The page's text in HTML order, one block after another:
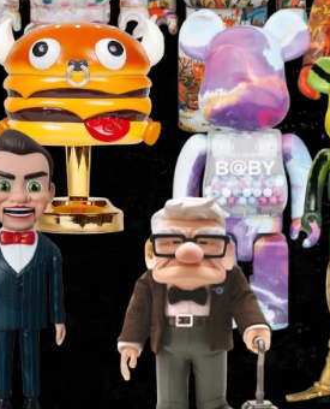
addictedtoys2020@gmail.com
區大學東路136號
區德惠街16之8號1樓